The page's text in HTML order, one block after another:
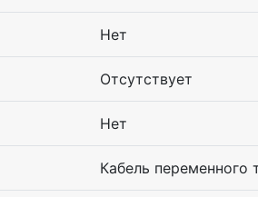
Нет
Отсутствует
Нет
Кабель переменного